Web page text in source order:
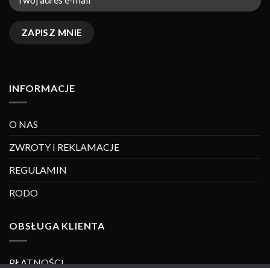
INFORMACJE
O NAS
ZWROTY I REKLAMACJE
REGULAMIN
RODO
OBSŁUGA KLIENTA
PŁATNOŚCI